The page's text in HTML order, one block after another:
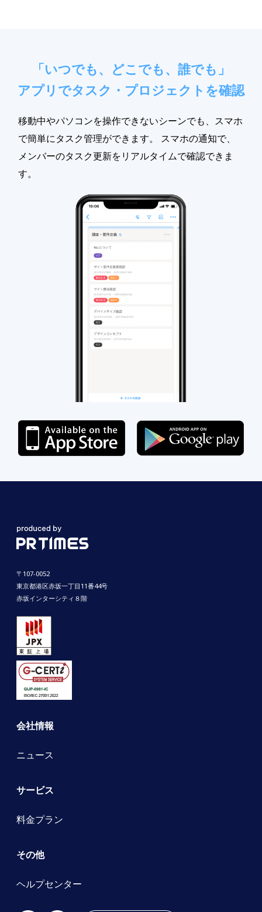
「いつでも、どこでも、誰でも」
アプリでタスク・プロジェクトを確認
移動中やパソコンを操作できないシーンでも、スマホ
で簡単にタスク管理ができます。 スマホの通知で、
メンバーのタスク更新をリアルタイムで確認できま
す。
〒107-0052
東京都港区赤坂一丁目11番44号
赤坂インターシティ８階
会社情報
ニュース
サービス
料金プラン
その他
ヘルプセンター